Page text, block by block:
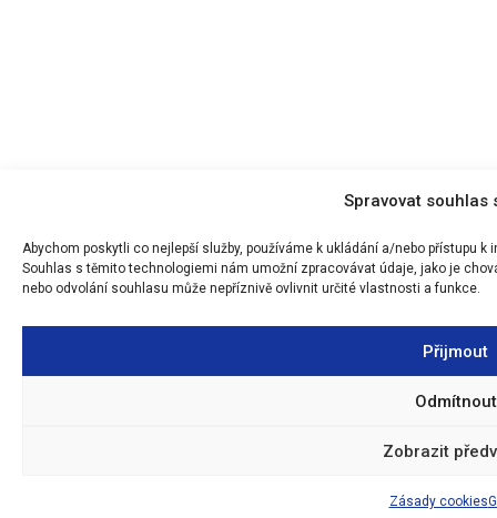
Spravovat souhlas
Abychom poskytli co nejlepší služby, používáme k ukládání a/nebo přístupu
Souhlas s těmito technologiemi nám umožní zpracovávat údaje, jako je
nebo odvolání souhlasu může nepříznivě ovlivnit určité vlastnosti a funkce.
Přijmout
Odmítnout
Zobrazit
Zásady cookies